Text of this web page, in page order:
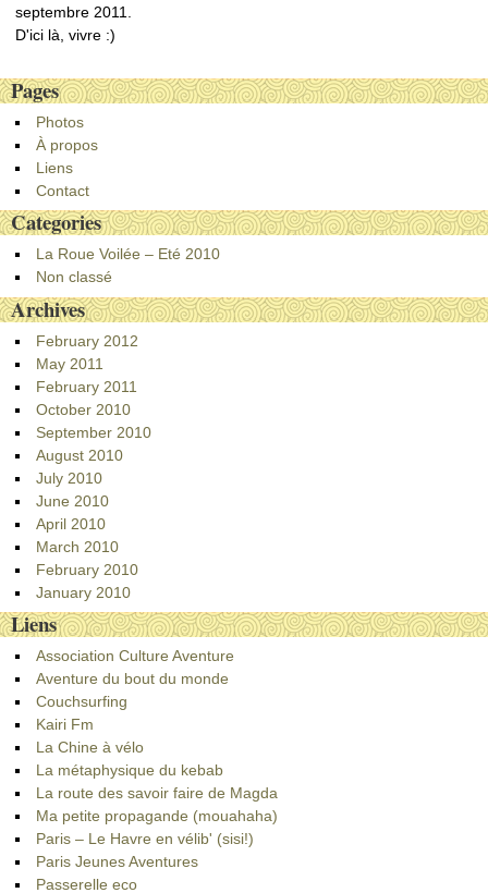
septembre 2011.
D'ici là, vivre :)
Pages
Photos
À propos
Liens
Contact
Categories
La Roue Voilée – Eté 2010
Non classé
Archives
February 2012
May 2011
February 2011
October 2010
September 2010
August 2010
July 2010
June 2010
April 2010
March 2010
February 2010
January 2010
Liens
Association Culture Aventure
Aventure du bout du monde
Couchsurfing
Kairi Fm
La Chine à vélo
La métaphysique du kebab
La route des savoir faire de Magda
Ma petite propagande (mouahaha)
Paris – Le Havre en vélib' (sisi!)
Paris Jeunes Aventures
Passerelle eco